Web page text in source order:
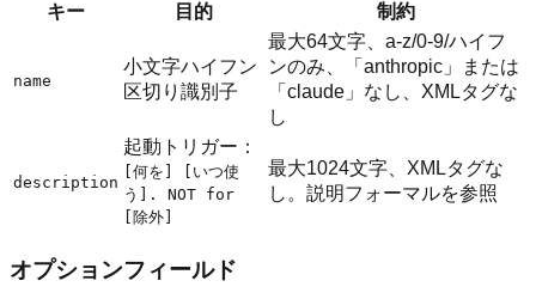
キー 目的 制約
name
小文字ハイフン
区切り識別子
最大64文字、a-z/0-9/ハイフ
ンのみ、「anthropic」または
「claude」なし、XMLタグな
し
description
起動トリガー：
[何を] [いつ使
う]. NOT for
[除外]
最大1024文字、XMLタグな
し。説明フォーマルを参照
オプションフィールド